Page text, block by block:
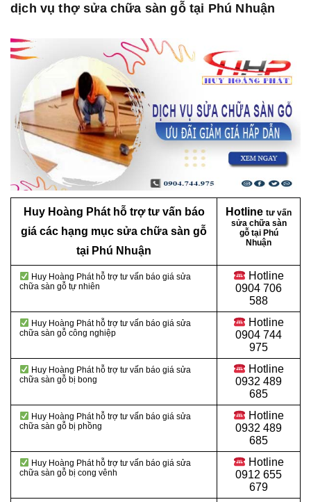
dịch vụ thợ sửa chữa sàn gỗ tại Phú Nhuận
Huy Hoàng Phát hỗ trợ tư vấn báo
giá các hạng mục sửa chữa sàn gỗ
tại Phú Nhuận
Hotline tư vấn
sửa chữa sàn
gỗ tại Phú
Nhuận
Huy Hoàng Phát hỗ trợ tư vấn báo giá sửa
chữa sàn gỗ tự nhiên
Hotline
0904 706
588
Huy Hoàng Phát hỗ trợ tư vấn báo giá sửa
chữa sàn gỗ công nghiệp
Hotline
0904 744
975
Huy Hoàng Phát hỗ trợ tư vấn báo giá sửa
chữa sàn gỗ bị bong
Hotline
0932 489
685
Huy Hoàng Phát hỗ trợ tư vấn báo giá sửa
chữa sàn gỗ bị phồng
Hotline
0932 489
685
Huy Hoàng Phát hỗ trợ tư vấn báo giá sửa
chữa sàn gỗ bị cong vênh
Hotline
0912 655
679